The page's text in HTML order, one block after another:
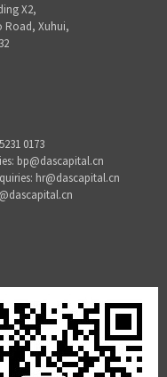
X2,
Road, Xuhui,
0173
bp@dascapital.cn
hr@dascapital.cn